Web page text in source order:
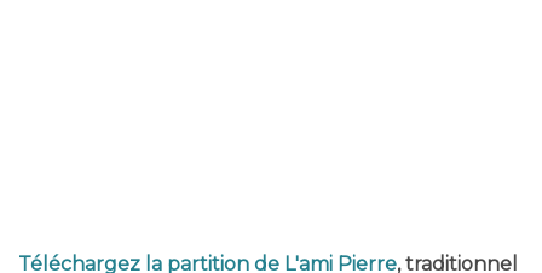
Téléchargez la partition de L'ami Pierre, traditionnel